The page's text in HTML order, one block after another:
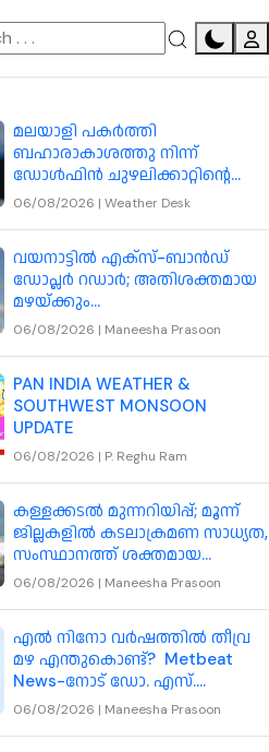
മലയാളി പകര്‍ത്തി
ബഹാരാകാശത്തു നിന്ന്
ഡോള്‍ഫിന്‍ ചുഴലിക്കാറ്റിന്റെ
ചിത്രം
06/08/2026 | Weather Desk
വയനാട്ടിൽ എക്‌സ്-ബാൻഡ്
ഡോപ്ലർ റഡാർ; അതിശക്തമായ
മഴയ്ക്കും
മേഘവിസ്ഫോടനത്തിനും
06/08/2026 | Maneesha Prasoon
PAN INDIA WEATHER &
SOUTHWEST MONSOON
UPDATE
06/08/2026 | P. Reghu Ram
കള്ളക്കടൽ മുന്നറിയിപ്പ്; മൂന്ന്
ജില്ലകളിൽ കടലാക്രമണ സാധ്യത,
സംസ്ഥാനത്ത് ശക്തമായ
കാറ്റിനും മുന്നറിയിപ്പ്
06/08/2026 | Maneesha Prasoon
എൽ നിനോ വർഷത്തിൽ തീവ്ര
മഴ എന്തുകൊണ്ട്? Metbeat
News-നോട് ഡോ. എസ്.
അഭിലാഷ് വിശദീകരിക്കുന്നു
06/08/2026 | Maneesha Prasoon